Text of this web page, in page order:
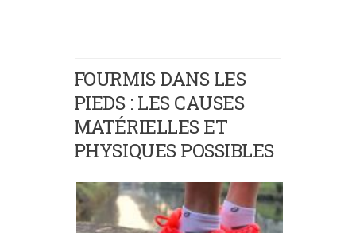
FOURMIS DANS LES
PIEDS : LES CAUSES
MATÉRIELLES ET
PHYSIQUES POSSIBLES